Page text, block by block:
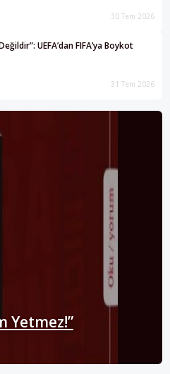
30 Tem 2026
UEFA’dan FIFA’ya Boykot
31 Tem 2026
Yetmez!”